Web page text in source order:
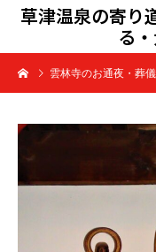
草津温泉の寄り
る
雲林寺のお通夜・葬